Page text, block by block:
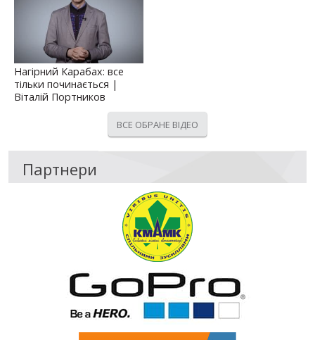
Нагірний Карабах: все
тільки починається |
Віталій Портников
ВСЕ ОБРАНЕ ВІДЕО
Партнери